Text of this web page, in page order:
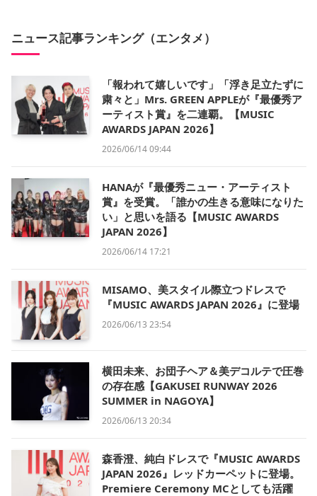
ニュース記事ランキング（エンタメ）
「報われて嬉しいです」「浮き足立たずに
粛々と」Mrs. GREEN APPLEが『最優秀ア
ーティスト賞』を二連覇。【MUSIC
AWARDS JAPAN 2026】
2026/06/14 09:44
HANAが『最優秀ニュー・アーティスト
賞』を受賞。「誰かの生きる意味になりた
い」と思いを語る【MUSIC AWARDS
JAPAN 2026】
2026/06/14 17:21
MISAMO、美スタイル際立つドレスで
『MUSIC AWARDS JAPAN 2026』に登場
2026/06/13 23:54
横田未来、お団子ヘア＆美デコルテで圧巻
の存在感【GAKUSEI RUNWAY 2026
SUMMER in NAGOYA】
2026/06/13 20:34
森香澄、純白ドレスで『MUSIC AWARDS
JAPAN 2026』レッドカーペットに登場。
Premiere Ceremony MCとしても活躍